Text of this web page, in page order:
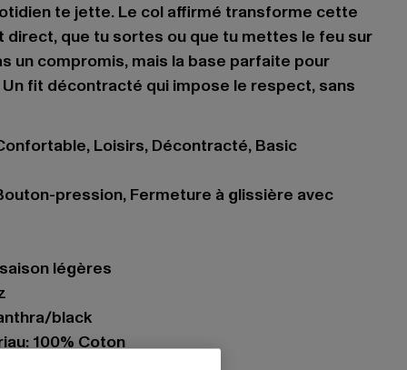
te jette. Le col affirmé transforme cette
direct, que tu sortes ou que tu mettes le feu sur
un compromis, mais la base parfaite pour
fit décontracté qui impose le respect, sans
Loisirs, Décontracté, Basic
pression, Fermeture à glissière avec
légères
black
100% Coton